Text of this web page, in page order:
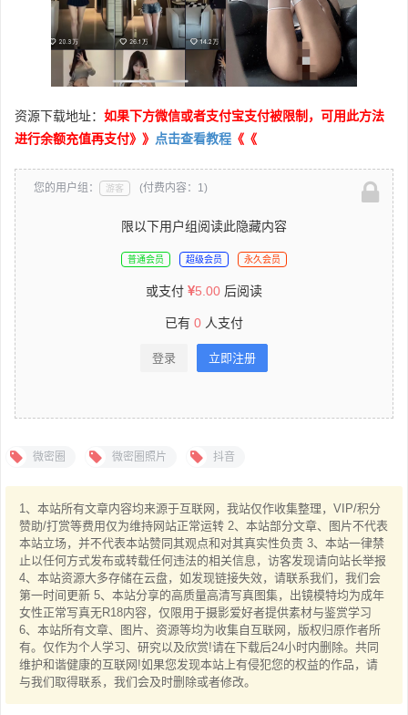
资源下载地址： 如果下方微信或者支付宝支付被限制，可用此方法
进行余额充值再支付》》 点击查看教程 《《
您的用户组： 游客 (付费内容：1)
限以下用户组阅读此隐藏内容
普通会员 超级会员 永久会员
或支付 5.00 后阅读
已有 0 人支付
登录 立即注册
微密圈 微密圈照片 抖音
1、本站所有文章内容均来源于互联网，我站仅作收集整理，VIP/积分
赞助/打赏等费用仅为维持网站正常运转 2、本站部分文章、图片不代表
本站立场，并不代表本站赞同其观点和对其真实性负责 3、本站一律禁
止以任何方式发布或转载任何违法的相关信息，访客发现请向站长举报
4、本站资源大多存储在云盘，如发现链接失效，请联系我们，我们会
第一时间更新 5、本站分享的高质量高清写真图集，出镜模特均为成年
女性正常写真无R18内容，仅限用于摄影爱好者提供素材与鉴赏学习
6、本站所有文章、图片、资源等均为收集自互联网，版权归原作者所
有。仅作为个人学习、研究以及欣赏!请在下载后24小时内删除。共同
维护和谐健康的互联网!如果您发现本站上有侵犯您的权益的作品，请
与我们取得联系，我们会及时删除或者修改。